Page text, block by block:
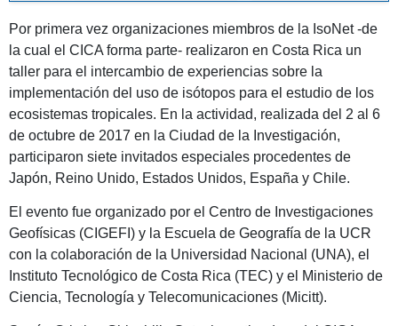
Por primera vez organizaciones miembros de la IsoNet -de
la cual el CICA forma parte- realizaron en Costa Rica un
taller para el intercambio de experiencias sobre la
implementación del uso de isótopos para el estudio de los
ecosistemas tropicales. En la actividad, realizada del 2 al 6
de octubre de 2017 en la Ciudad de la Investigación,
participaron siete invitados especiales procedentes de
Japón, Reino Unido, Estados Unidos, España y Chile.
El evento fue organizado por el Centro de Investigaciones
Geofísicas (CIGEFI) y la Escuela de Geografía de la UCR
con la colaboración de la Universidad Nacional (UNA), el
Instituto Tecnológico de Costa Rica (TEC) y el Ministerio de
Ciencia, Tecnología y Telecomunicaciones (Micitt).